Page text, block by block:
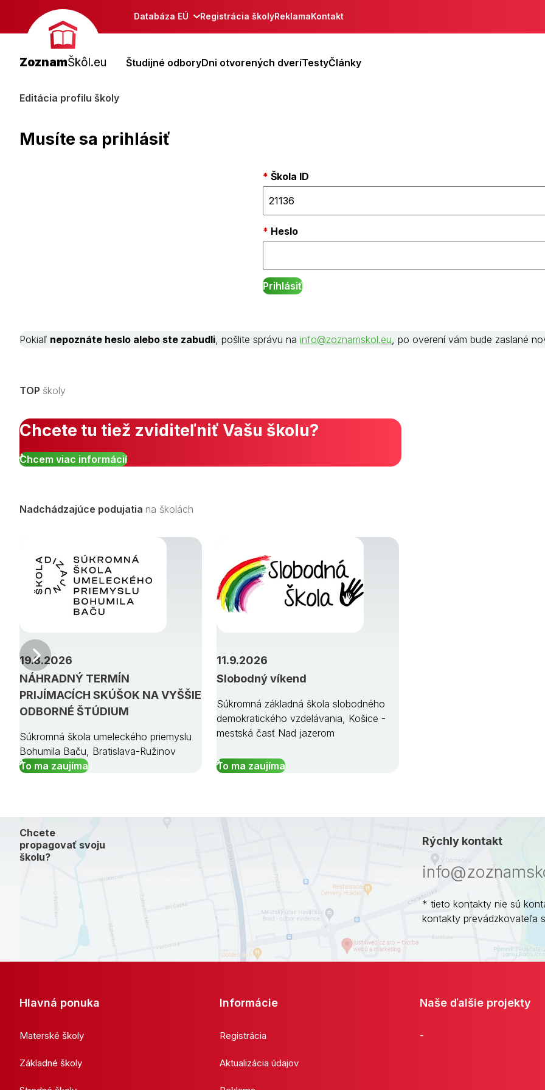
Databáza EÚ Registrácia školyReklamaKontakt
ZoznamŠkôl.eu Študijné odboryDni otvorených dveríTestyČlánky
Editácia profilu školy
Musíte sa prihlásiť
Škola ID
Heslo
Pokiaľ nepoznáte heslo alebo ste zabudli , pošlite správu na info@zoznamskol.eu , po overení vám bude zaslané
TOP školy
Chcete tu tiež zviditeľniť Vašu školu?
Chcem viac informácií
Nadchádzajúce podujatia na školách
NÁHRADNÝ TERMÍN
PRIJÍMACÍCH SKÚŠOK NA VYŠŠIE
ODBORNÉ ŠTÚDIUM
19.8.2026
Súkromná škola umeleckého priemyslu
Bohumila Baču, Bratislava-Ružinov
To ma zaujíma
Slobodný víkend
11.9.2026
Súkromná základná škola slobodného
demokratického vzdelávania, Košice -
mestská časť Nad jazerom
To ma zaujíma
Predchádzajúci
Chcete
propagovať svoju
školu?
Rýchly kontakt
* tieto kontakty nie sú
kontakty prevádzkovateľa
Hlavná ponuka
Materské školy
Základné školy
Informácie
Registrácia
Aktualizácia údajov
Naše ďalšie projekty
-